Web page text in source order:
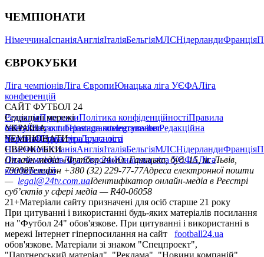
ЧЕМПІОНАТИ
НімеччинаІспаніяАнгліяІталіяБельгіяМЛСНідерландиФранція
ЄВРОКУБКИ
Ліга чемпіонівЛіга ЄвропиЮнацька ліга УЄФАЛіга
конференцій
САЙТ ФУТБОЛ 24
РедакціяПрогнозиПолітика конфіденційностіПравила
сайтуКонтактиПравила коментуванняРедакційна
політикаСтруктура власності
Соціальні мережі
facebookxyoutubeinstagramtelegramviber
УКРАЇНА
УкраїнаПерша лігаДруга ліга
ЧЕМПІОНАТИ
НімеччинаІспаніяАнгліяІталіяБельгіяМЛСНідерландиФранція
ЄВРОКУБКИ
Ліга чемпіонівЛіга ЄвропиЮнацька ліга УЄФАЛіга
конференцій
Онлайн-медіа «Футбол 24»пл. Галицька, буд. 15, м. Львів,
79008Телефон +380 (32) 229-77-77Адреса електронної пошти
— legal@24tv.com.uaІдентифікатор онлайн-медіа в Реєстрі
суб’єктів у сфері медіа — R40-06058
21+Матеріали сайту призначені для осіб старше 21 року
При цитуванні і використанні будь-яких матеріалів посилання
на "Футбол 24" обов'язкове. При цитуванні і використанні в
мережі Інтернет гіперпосилання на сайт
football24.ua
обов'язкове. Матеріали зі знаком "Спецпроект",
"Партнерський матеріал", "Реклама", "Новини компаній"